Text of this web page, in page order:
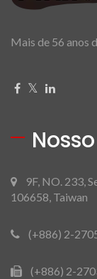
Mais de 56 anos
9F, NO. 233,
106658, Taiwan
(+886) 2-
(+886) 2-